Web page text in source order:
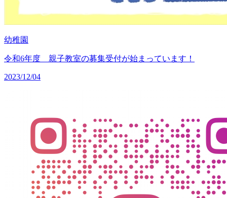
幼稚園
令和6年度 親子教室の募集受付が始まっています！
2023/12/04